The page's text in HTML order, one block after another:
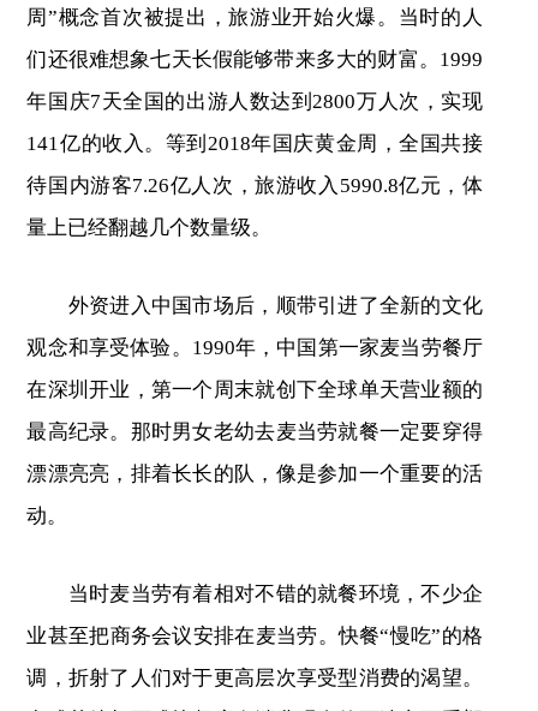
周”概念首次被提出，旅游业开始火爆。当时的人
们还很难想象七天长假能够带来多大的财富。1999
年国庆7天全国的出游人数达到2800万人次，实现
141亿的收入。等到2018年国庆黄金周，全国共接
待国内游客7.26亿人次，旅游收入5990.8亿元，体
量上已经翻越几个数量级。
外资进入中国市场后，顺带引进了全新的文化
观念和享受体验。1990年，中国第一家麦当劳餐厅
在深圳开业，第一个周末就创下全球单天营业额的
最高纪录。那时男女老幼去麦当劳就餐一定要穿得
漂漂亮亮，排着长长的队，像是参加一个重要的活
动。
当时麦当劳有着相对不错的就餐环境，不少企
业甚至把商务会议安排在麦当劳。快餐“慢吃”的格
调，折射了人们对于更高层次享受型消费的渴望。